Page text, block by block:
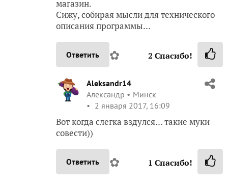
магазин.
Сижу, собирая мысли для технического
описания программы…
Ответить ✿ 2 Спасибо!
Aleksandr14
Александр
Минск
2 января 2017, 16:09
Вот когда слегка вздулся… такие муки
совести))
Ответить ✿ 1 Спасибо!